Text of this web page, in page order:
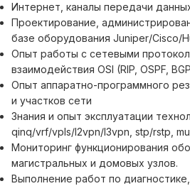
Интернет, каналы передачи
Проектирование,
базе оборудования Juniper/Cisco/
Опыт работы с сетевыми
взаимодействия OSI (RIP, OSPF,
Опыт аппаратно-программного
и участков сети
Знания и опыт эксплуатации
qinq/vrf/vpls/l2vpn/l3vpn, stp/rstp,
Мониторинг функционирования
магистральных и домовых узлов.
Выполнение работ по